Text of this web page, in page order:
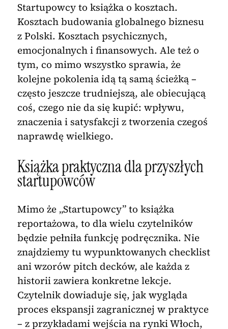
Startupowcy to książka o kosztach.
Kosztach budowania globalnego biznesu
z Polski. Kosztach psychicznych,
emocjonalnych i finansowych. Ale też o
tym, co mimo wszystko sprawia, że
kolejne pokolenia idą tą samą ścieżką –
często jeszcze trudniejszą, ale obiecującą
coś, czego nie da się kupić: wpływu,
znaczenia i satysfakcji z tworzenia czegoś
naprawdę wielkiego.
Książka praktyczna dla przyszłych
startupowców
Mimo że „Startupowcy” to książka
reportażowa, to dla wielu czytelników
będzie pełniła funkcję podręcznika. Nie
znajdziemy tu wypunktowanych checklist
ani wzorów pitch decków, ale każda z
historii zawiera konkretne lekcje.
Czytelnik dowiaduje się, jak wygląda
proces ekspansji zagranicznej w praktyce
– z przykładami wejścia na rynki Włoch,